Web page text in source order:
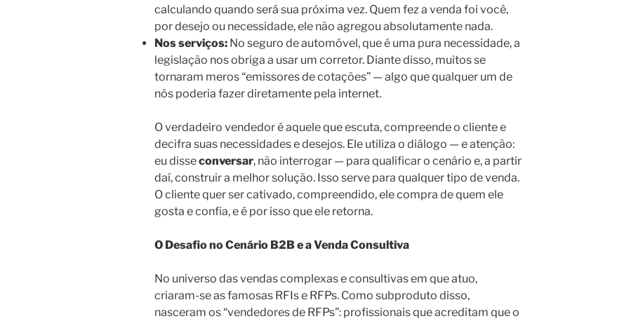
calculando quando será sua próxima vez. Quem fez a venda foi você,
por desejo ou necessidade, ele não agregou absolutamente nada.
Nos serviços: No seguro de automóvel, que é uma pura necessidade, a
legislação nos obriga a usar um corretor. Diante disso, muitos se
tornaram meros “emissores de cotações” — algo que qualquer um de
nós poderia fazer diretamente pela internet.
O verdadeiro vendedor é aquele que escuta, compreende o cliente e
decifra suas necessidades e desejos. Ele utiliza o diálogo — e atenção:
eu disseconversar, não interrogar — para qualificar o cenário e, a partir
daí, construir a melhor solução. Isso serve para qualquer tipo de venda.
O cliente quer ser cativado, compreendido, ele compra de quem ele
gosta e confia, e é por isso que ele retorna.
O Desafio no Cenário B2B e a Venda Consultiva
No universo das vendas complexas e consultivas em que atuo,
criaram-se as famosas RFIs e RFPs. Como subproduto disso,
nasceram os “vendedores de RFPs”: profissionais que acreditam que o